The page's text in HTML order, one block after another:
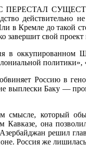
действительно
в Кремле до такой
завершит свой
в оккупированном
политики»,
Россию в
выплески Баку —
который
она
решил
Россия же